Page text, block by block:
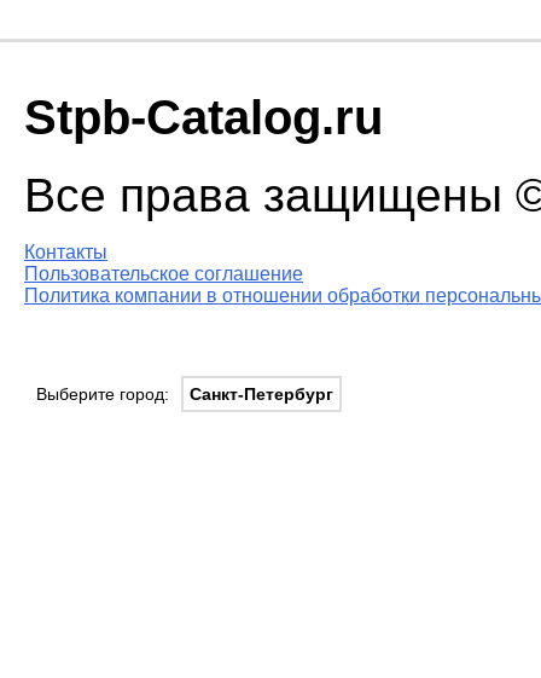
Stpb-Catalog.ru
Все права защищены
Контакты
Пользовательское соглашение
Политика компании в отношении обработки
Выберите город: Санкт-Петербург